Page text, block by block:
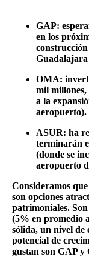
GAP:
en los
OMA:
mil millones,
a la
aeropuerto).
ASUR: ha
terminarán
(donde se
aeropuerto
Consideramos
son opciones
patrimoniales.
(5% en promedio
sólida, un nivel de
potencial de
gustan son GAP y